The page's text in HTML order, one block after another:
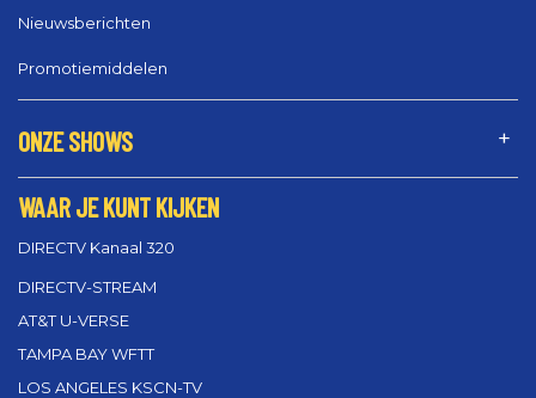
Nieuwsberichten
Promotiemiddelen
ONZE SHOWS
WAAR JE KUNT KIJKEN
DIRECTV Kanaal 320
DIRECTV-STREAM
AT&T U-VERSE
TAMPA BAY WFTT
LOS ANGELES KSCN-TV